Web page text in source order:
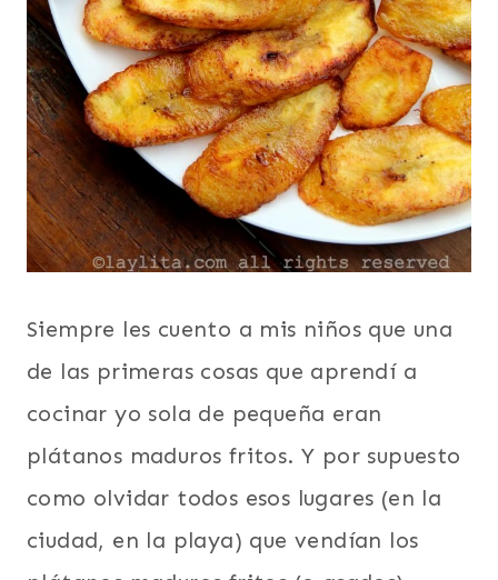
Siempre les cuento a mis niños que una
de las primeras cosas que aprendí a
cocinar yo sola de pequeña eran
plátanos maduros fritos. Y por supuesto
como olvidar todos esos lugares (en la
ciudad, en la playa) que vendían los